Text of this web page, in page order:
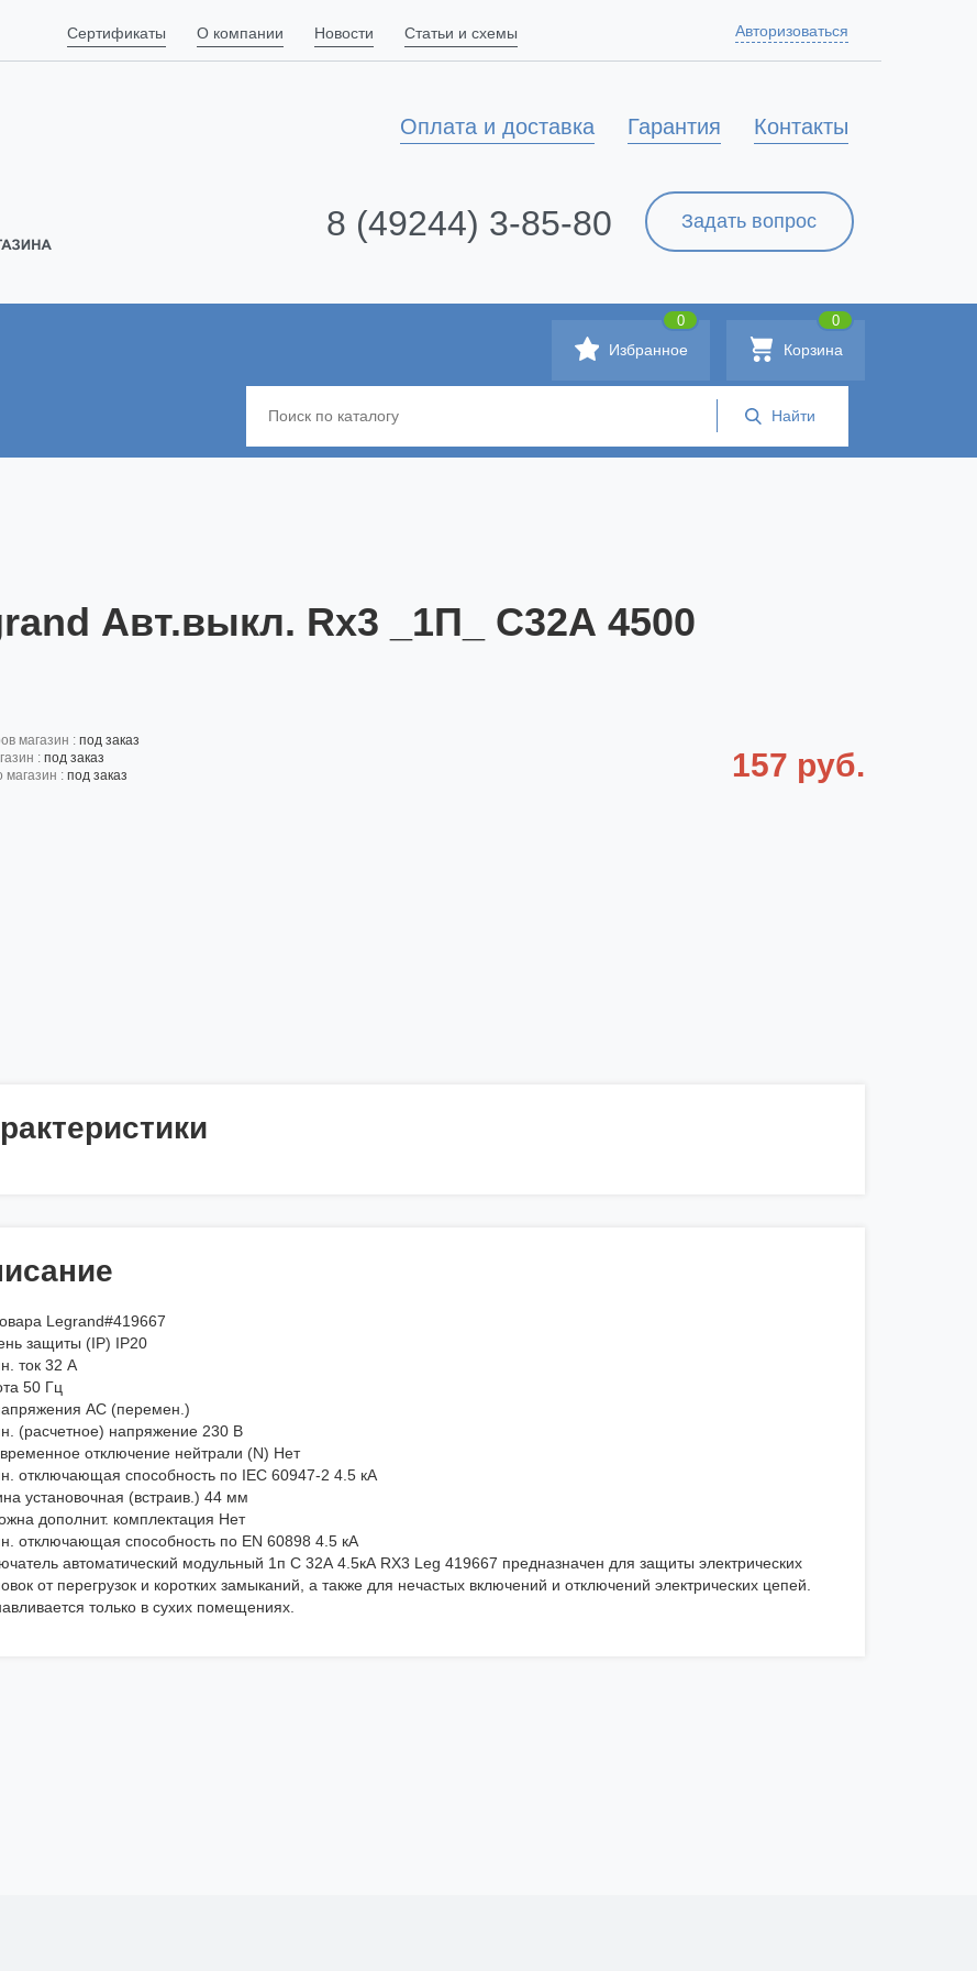
Сертификаты О компании Новости Статьи и схемы Авторизоваться
Контакты
Гарантия
Оплата и доставка
Задать вопрос
8 (49244) 3-85-80
Корзина
0
Избранное
0
Авт.выкл. Rx3 _1П_ С32А 4500
магазин : под заказ
: под заказ
магазин : под заказ 157 руб.
Legrand#419667
защиты (IP) IP20
ток 32 А
50 Гц
AC (перемен.)
(расчетное) напряжение 230 В
отключение нейтрали (N) Нет
отключающая способность по IEC 60947-2 4.5 кА
установочная (встраив.) 44 мм
дополнит. комплектация Нет
отключающая способность по EN 60898 4.5 кА
автоматический модульный 1п C 32А 4.5кА RX3 Leg 419667 предназначен для защиты электрических
от перегрузок и коротких замыканий, а также для нечастых включений и отключений электрических цепей.
только в сухих помещениях.